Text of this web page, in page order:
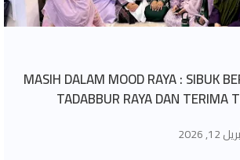
MASIH DALAM MOOD RAYA : SIBUK
TADABBUR RAYA DAN TERIMA
2026